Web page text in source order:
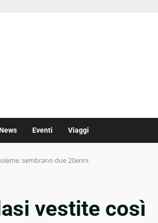
Eventi Viaggi
sembrano due 20enni
vestite così